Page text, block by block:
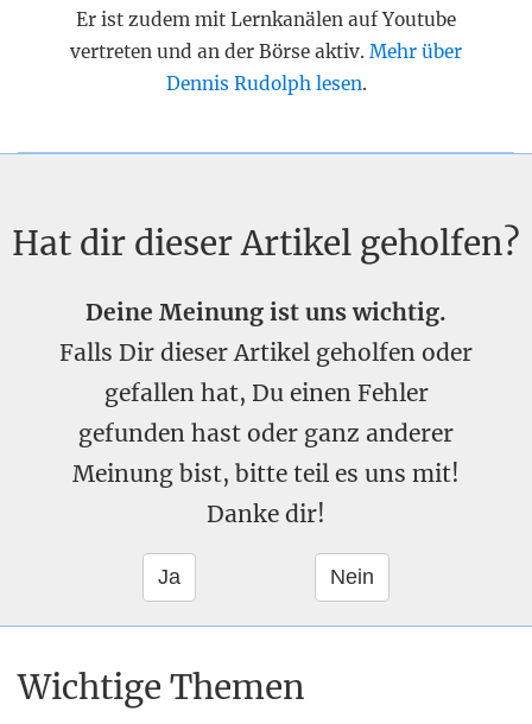
Er ist zudem mit Lernkanälen auf Youtube
vertreten und an der Börse aktiv. Mehr über
Dennis Rudolph lesen.
Hat dir dieser Artikel geholfen?
Deine Meinung ist uns wichtig.
Falls Dir dieser Artikel geholfen oder
gefallen hat, Du einen Fehler
gefunden hast oder ganz anderer
Meinung bist, bitte teil es uns mit!
Danke dir!
Wichtige Themen